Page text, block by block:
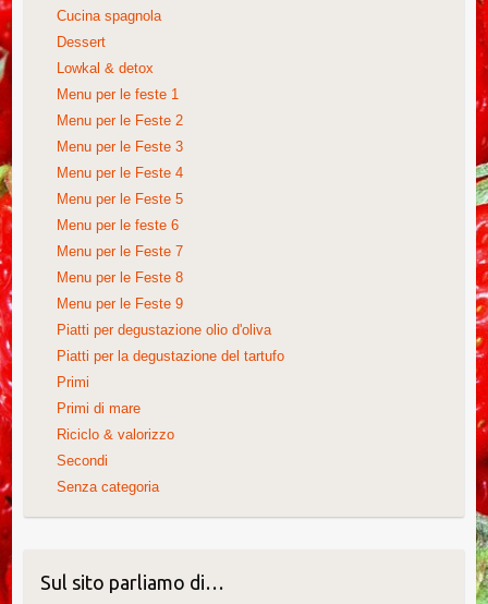
Cucina spagnola
Dessert
Lowkal & detox
Menu per le feste 1
Menu per le Feste 2
Menu per le Feste 3
Menu per le Feste 4
Menu per le Feste 5
Menu per le feste 6
Menu per le Feste 7
Menu per le Feste 8
Menu per le Feste 9
Piatti per degustazione olio d'oliva
Piatti per la degustazione del tartufo
Primi
Primi di mare
Riciclo & valorizzo
Secondi
Senza categoria
Sul sito parliamo di…